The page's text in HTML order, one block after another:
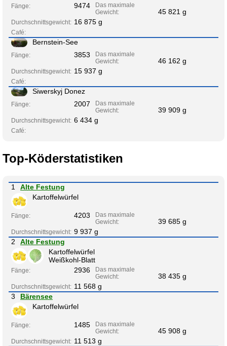
Fänge: 9474
Das maximale
Gewicht:
45 821 g
Durchschnittsgewicht: 16 875 g
Café:
Bernstein-See
Fänge: 3853
Das maximale
Gewicht:
46 162 g
Durchschnittsgewicht: 15 937 g
Café:
Siwerskyj Donez
Fänge: 2007
Das maximale
Gewicht:
39 909 g
Durchschnittsgewicht: 6 434 g
Café:
Top-Köderstatistiken
1
Alte Festung
Kartoffelwürfel
Fänge: 4203
Das maximale
Gewicht:
39 685 g
Durchschnittsgewicht: 9 937 g
2
Alte Festung
Kartoffelwürfel
Weißkohl-Blatt
Fänge: 2936
Das maximale
Gewicht:
38 435 g
Durchschnittsgewicht: 11 568 g
3
Bärensee
Kartoffelwürfel
Fänge: 1485
Das maximale
Gewicht:
45 908 g
Durchschnittsgewicht: 11 513 g